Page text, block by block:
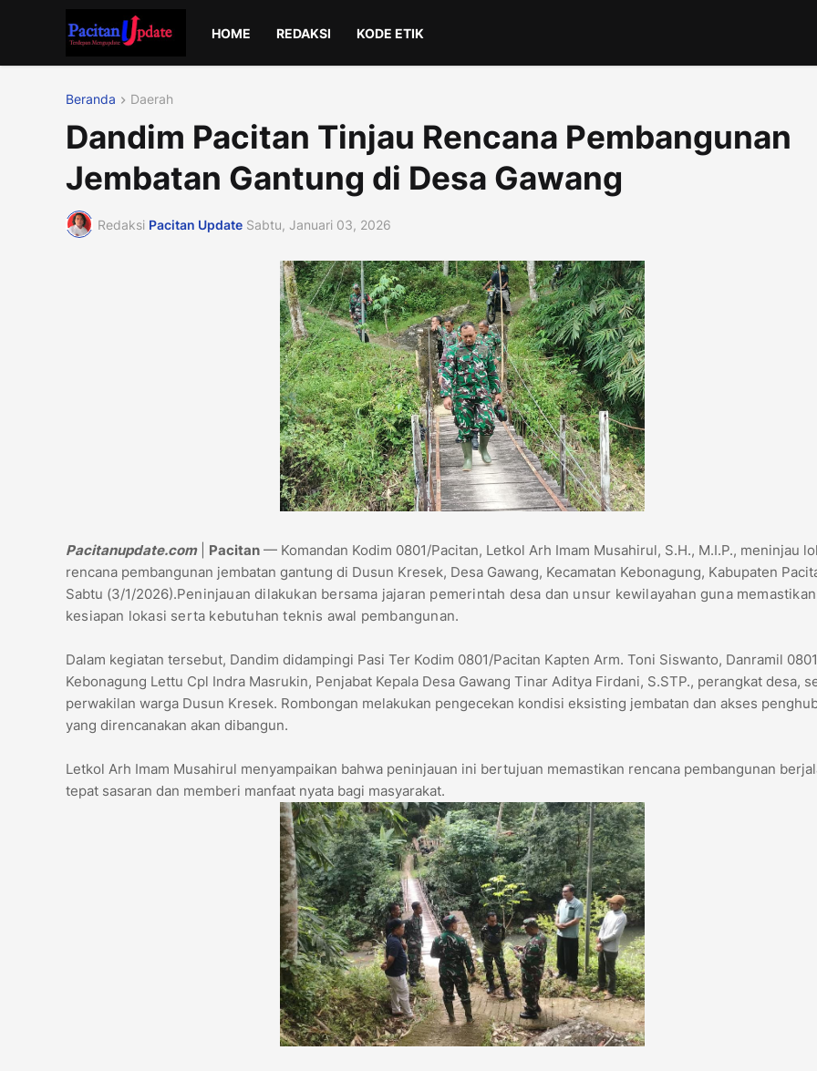
HOME REDAKSI KODE ETIK
Beranda Daerah
Dandim Pacitan Tinjau Rencana Pembangunan
Jembatan Gantung di Desa Gawang
Redaksi Pacitan Update Sabtu, Januari 03, 2026
Pacitanupdate.com| Pacitan — Komandan Kodim 0801/Pacitan, Letkol Arh Imam Musahirul, S.H., M.I.P., meninjau
rencana pembangunan jembatan gantung di Dusun Kresek, Desa Gawang, Kecamatan Kebonagung, Kabupaten
Sabtu (3/1/2026).Peninjauan dilakukan bersama jajaran pemerintah desa dan unsur kewilayahan guna memastikan
kesiapan lokasi serta kebutuhan teknis awal pembangunan.
Dalam kegiatan tersebut, Dandim didampingi Pasi Ter Kodim 0801/Pacitan Kapten Arm. Toni Siswanto, Danramil
Kebonagung Lettu Cpl Indra Masrukin, Penjabat Kepala Desa Gawang Tinar Aditya Firdani, S.STP., perangkat desa,
perwakilan warga Dusun Kresek. Rombongan melakukan pengecekan kondisi eksisting jembatan dan akses
yang direncanakan akan dibangun.
Letkol Arh Imam Musahirul menyampaikan bahwa peninjauan ini bertujuan memastikan rencana pembangunan
tepat sasaran dan memberi manfaat nyata bagi masyarakat.